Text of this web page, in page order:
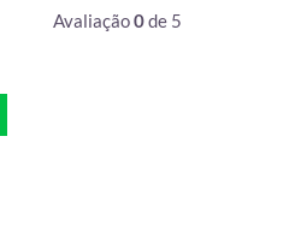
Avaliação0de 5